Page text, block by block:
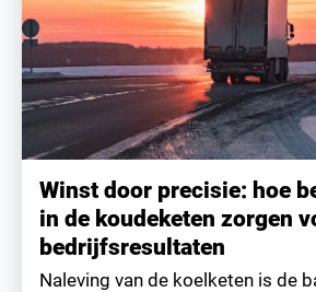
Winst door precisie: hoe
in de koudeketen zorgen
bedrijfsresultaten
Naleving van de koelketen is de